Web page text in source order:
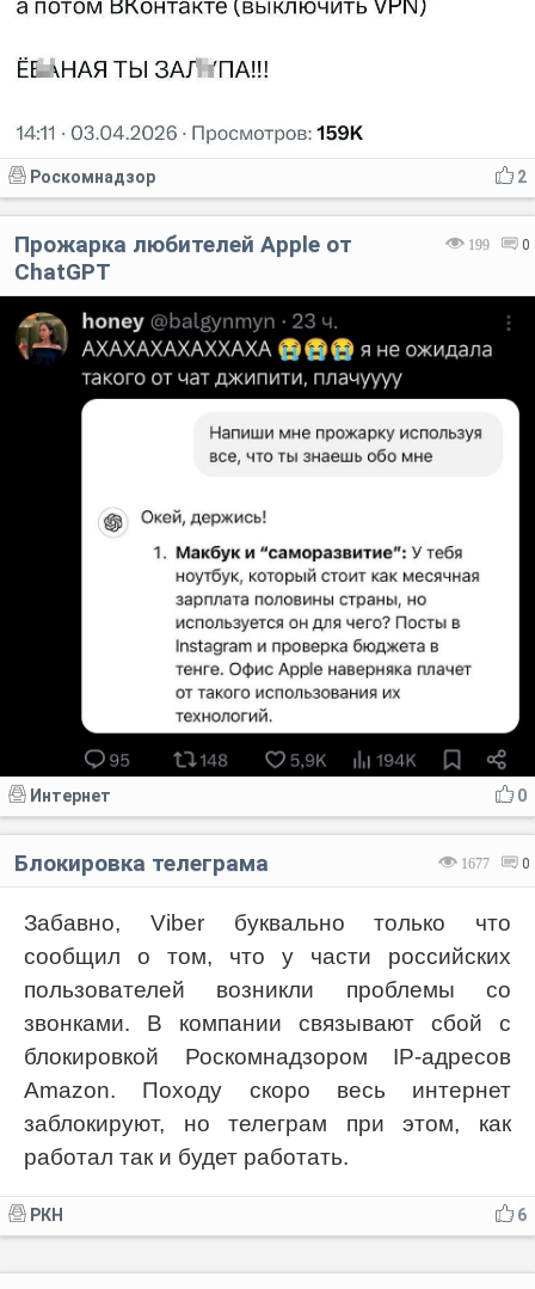
2
Роскомнадзор
199 0
Прожарка любителей Apple от
ChatGPT
0
Интернет
1677 0
Блокировка телеграма
Забавно, Viber буквально только что
сообщил о том, что у части российских
пользователей возникли проблемы со
звонками. В компании связывают сбой с
блокировкой Роскомнадзором IP-адресов
Amazon. Походу скоро весь интернет
заблокируют, но телеграм при этом, как
работал так и будет работать.
6
РКН